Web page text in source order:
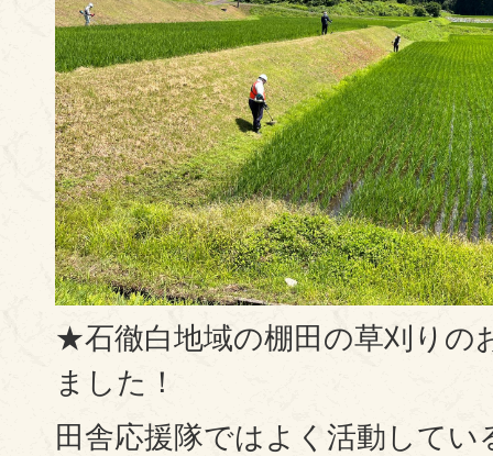
★石徹白地域の棚田の草刈りの
ました！
田舎応援隊ではよく活動してい